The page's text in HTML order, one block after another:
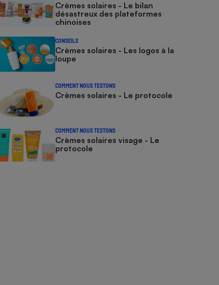
Crèmes solaires - Le bilan
désastreux des plateformes
chinoises
CONSEILS
Crèmes solaires - Les logos à la
loupe
COMMENT NOUS TESTONS
Crèmes solaires - Le protocole
COMMENT NOUS TESTONS
Crèmes solaires visage - Le
protocole